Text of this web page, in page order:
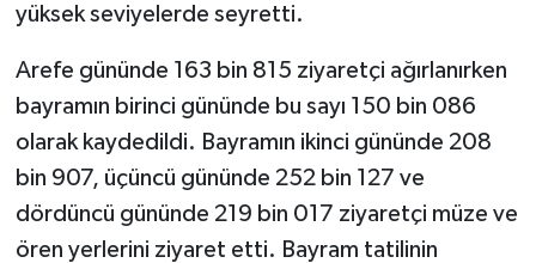
yüksek seviyelerde seyretti.
Arefe gününde 163 bin 815 ziyaretçi ağırlanırken
bayramın birinci gününde bu sayı 150 bin 086
olarak kaydedildi. Bayramın ikinci gününde 208
bin 907, üçüncü gününde 252 bin 127 ve
dördüncü gününde 219 bin 017 ziyaretçi müze ve
ören yerlerini ziyaret etti. Bayram tatilinin